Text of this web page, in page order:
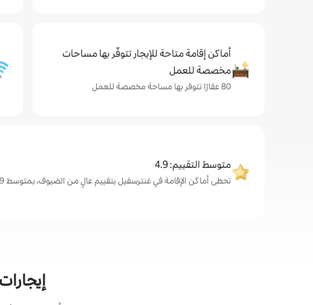
أماكن إقامة متاحة للإيجار تتوفّر بها مساحات
مخصصة للعمل
80 عقارًا تتوفر بها مساحة مخصصة للعمل
متوسط التقييم: 4.9
تحظى أماكن الإقامة في غنترسفيل بتقييم عالٍ من الضيوف، بمتوسط 4.9 من 5.